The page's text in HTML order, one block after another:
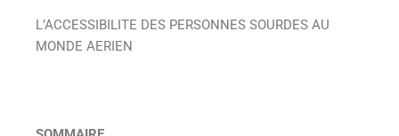
L’ACCESSIBILITE DES PERSONNES SOURDES AU
MONDE AERIEN